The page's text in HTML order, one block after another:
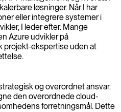
løsninger. Når I har
eller integrere systemer i
I leder efter. Mange
Azure udvikler på
projekt-ekspertise uden at
og overordnet ansvar.
den overordnede cloud-
forretningsmål. Dette